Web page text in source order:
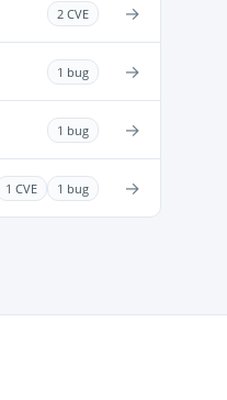
2 CVE →
1 bug →
1 bug →
1 CVE 1 bug →